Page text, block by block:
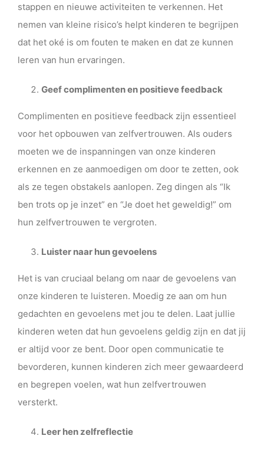
stappen en nieuwe activiteiten te verkennen. Het
nemen van kleine risico’s helpt kinderen te begrijpen
dat het oké is om fouten te maken en dat ze kunnen
leren van hun ervaringen.
Geef complimenten en positieve feedback
Complimenten en positieve feedback zijn essentieel
voor het opbouwen van zelfvertrouwen. Als ouders
moeten we de inspanningen van onze kinderen
erkennen en ze aanmoedigen om door te zetten, ook
als ze tegen obstakels aanlopen. Zeg dingen als “Ik
ben trots op je inzet” en “Je doet het geweldig!” om
hun zelfvertrouwen te vergroten.
Luister naar hun gevoelens
Het is van cruciaal belang om naar de gevoelens van
onze kinderen te luisteren. Moedig ze aan om hun
gedachten en gevoelens met jou te delen. Laat jullie
kinderen weten dat hun gevoelens geldig zijn en dat jij
er altijd voor ze bent. Door open communicatie te
bevorderen, kunnen kinderen zich meer gewaardeerd
en begrepen voelen, wat hun zelfvertrouwen
versterkt.
Leer hen zelfreflectie